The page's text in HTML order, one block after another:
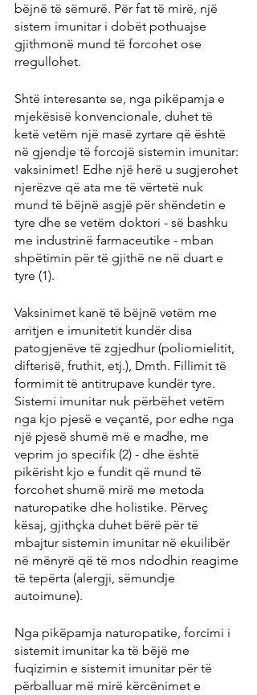
bëjnë të sëmurë. Për fat të mirë, një
sistem imunitar i dobët pothuajse
gjithmonë mund të forcohet ose
rregullohet.
Shtë interesante se, nga pikëpamja e
mjekësisë konvencionale, duhet të
ketë vetëm një masë zyrtare që është
në gjendje të forcojë sistemin imunitar:
vaksinimet! Edhe një herë u sugjerohet
njerëzve që ata me të vërtetë nuk
mund të bëjnë asgjë për shëndetin e
tyre dhe se vetëm doktori - së bashku
me industrinë farmaceutike - mban
shpëtimin për të gjithë ne në duart e
tyre (1).
Vaksinimet kanë të bëjnë vetëm me
arritjen e imunitetit kundër disa
patogjenëve të zgjedhur (poliomielitit,
difterisë, fruthit, etj.), Dmth. Fillimit të
formimit të antitrupave kundër tyre.
Sistemi imunitar nuk përbëhet vetëm
nga kjo pjesë e veçantë, por edhe nga
një pjesë shumë më e madhe, me
veprim jo specifik (2) - dhe është
pikërisht kjo e fundit që mund të
forcohet shumë mirë me metoda
naturopatike dhe holistike. Përveç
kësaj, gjithçka duhet bërë për të
mbajtur sistemin imunitar në ekuilibër
në mënyrë që të mos ndodhin reagime
të tepërta (alergji, sëmundje
autoimune).
Nga pikëpamja naturopatike, forcimi i
sistemit imunitar ka të bëjë me
fuqizimin e sistemit imunitar për të
përballuar më mirë kërcënimet e